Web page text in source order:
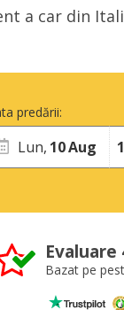
a car din
predării:
Lun, 10Aug
Evaluare
Bazat pe